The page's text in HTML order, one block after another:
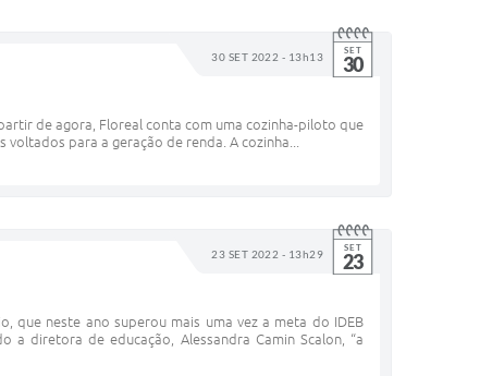
30 SET 2022 - 13h13 SET
30
de agora, Floreal conta com uma cozinha-piloto que
para a geração de renda. A cozinha...
23 SET 2022 - 13h29 SET
23
que neste ano superou mais uma vez a meta do IDEB
a diretora de educação, Alessandra Camin Scalon, “a